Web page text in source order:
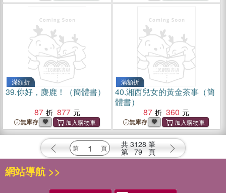
滿額折
39.你好，麋鹿！（簡體書）
87
877
無庫存
滿額折
40.湘西兒女的黃金茶事（簡
體書）
87
360
無庫存
共 3128 筆
第 79 頁
網站導航 >>